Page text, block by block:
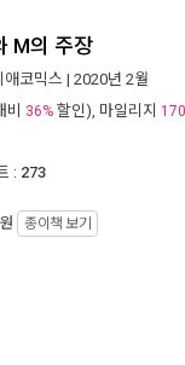
M의 주장
애코믹스 | 2020년 2월
36% 할인), 마일리지 170
: 273
원 종이책 보기